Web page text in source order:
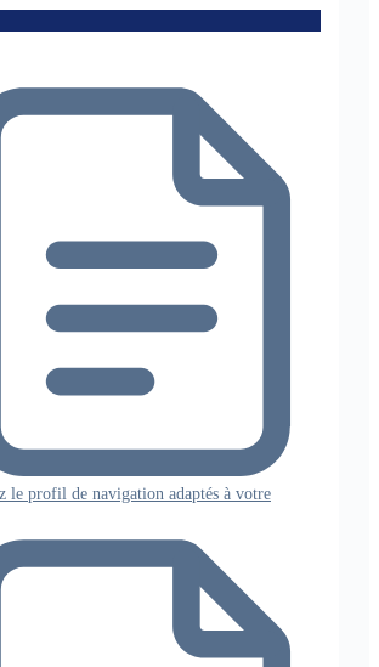
le profil de navigation adaptés à votre